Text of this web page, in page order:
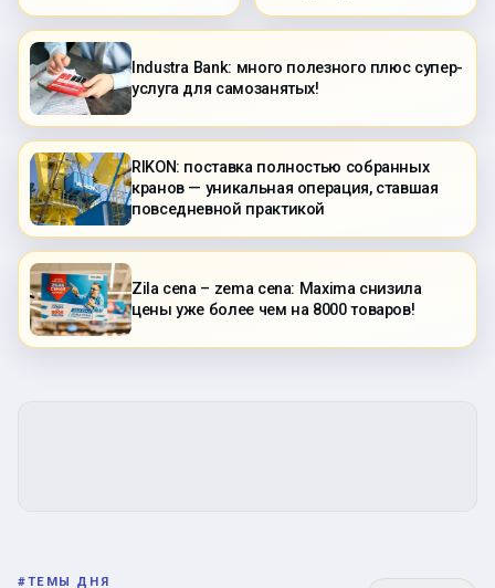
Industra Bank: много полезного плюс супер-
услуга для самозанятых!
RIKON: поставка полностью собранных
кранов — уникальная операция, ставшая
повседневной практикой
Zila cena – zema cena: Maxima снизила
цены уже более чем на 8000 товаров!
#ТЕМЫ ДНЯ